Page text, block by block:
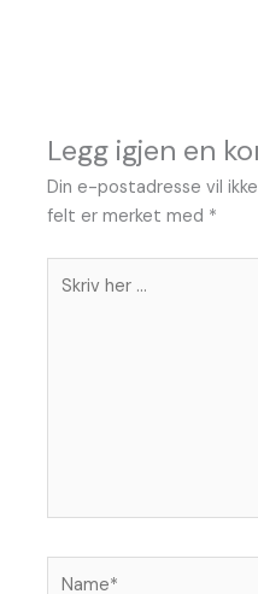
Legg igjen en
Din e-postadresse vil
felt er merket med *
her